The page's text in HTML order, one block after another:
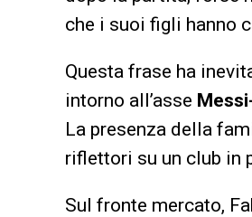
che i suoi figli hanno
Questa frase ha
intorno all’asse
La presenza della
riflettori su un club in
Sul fronte mercato,